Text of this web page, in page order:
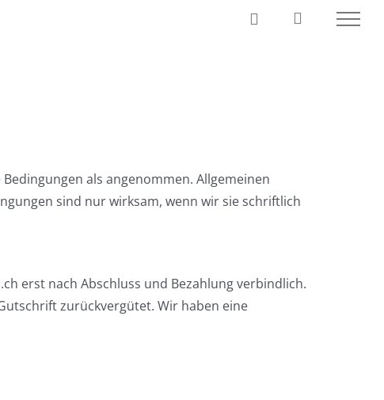
als angenommen. Allgemeinen
sind nur wirksam, wenn wir sie schriftlich
erst nach Abschluss und Bezahlung verbindlich.
zurückvergütet. Wir haben eine